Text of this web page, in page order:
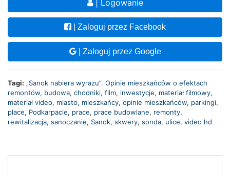
| Logowanie
| Zaloguj przez Facebook
| Zaloguj przez Google
Tagi: „Sanok nabiera wyrazu”. Opinie mieszkańców o efektach
remontów, budowa, chodniki, film, inwestycje, materiał filmowy,
materiał video, miasto, mieszkańcy, opinie mieszkańców, parkingi,
place, Podkarpacie, prace, prace budowlane, remonty,
rewitalizacja, sanoczanie, Sanok, skwery, sonda, ulice, video hd